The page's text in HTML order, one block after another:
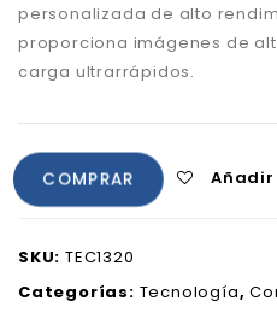
personalizada de alto
proporciona imágenes de
carga ultrarrápidos.
COMPRAR Añadir
SKU: TEC1320
Categorías: Tecnología,